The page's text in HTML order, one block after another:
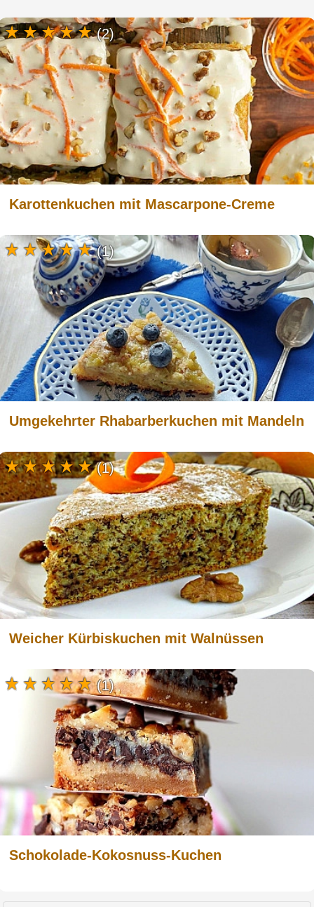
Karottenkuchen mit Mascarpone-Creme
(2)
Umgekehrter Rhabarberkuchen mit Mandeln
(1)
Weicher Kürbiskuchen mit Walnüssen
(1)
Schokolade-Kokosnuss-Kuchen
(1)